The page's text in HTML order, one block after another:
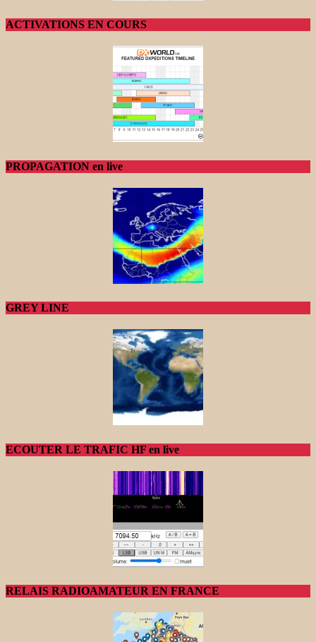
ACTIVATIONS EN COURS
PROPAGATION en live
GREY LINE
ECOUTER LE TRAFIC HF en live
RELAIS RADIOAMATEUR EN FRANCE